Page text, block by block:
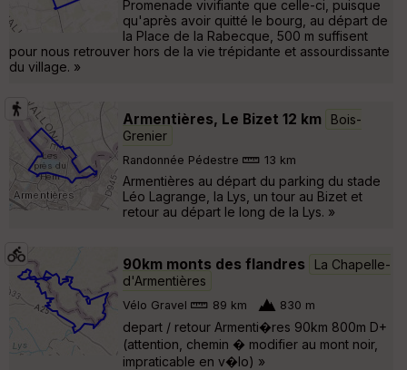
Promenade vivifiante que celle-ci, puisque
qu'après avoir quitté le bourg, au départ de
la Place de la Rabecque, 500 m suffisent
pour nous retrouver hors de la vie trépidante et assourdissante
du village. »
Armentières, Le Bizet 12 km
Bois-
Grenier
Randonnée Pédestre 13 km
Armentières au départ du parking du stade
Léo Lagrange, la Lys, un tour au Bizet et
retour au départ le long de la Lys. »
90km monts des flandres
La Chapelle-
d'Armentières
Vélo Gravel 89 km 830 m
depart / retour Armenti�res 90km 800m D+
(attention, chemin � modifier au mont noir,
impraticable en v�lo) »